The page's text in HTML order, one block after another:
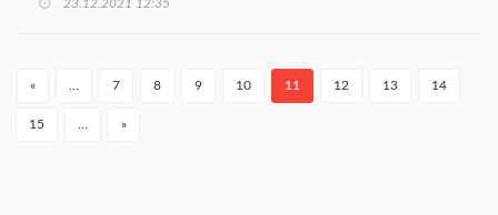
23.12.2021 12:35
« 7 8 9 10 11 12 13 14
15 »